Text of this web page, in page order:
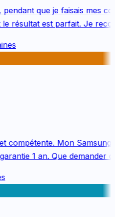
que je faisais mes
résultat est parfait. Je
Mon Samsung
1 an. Que demander de